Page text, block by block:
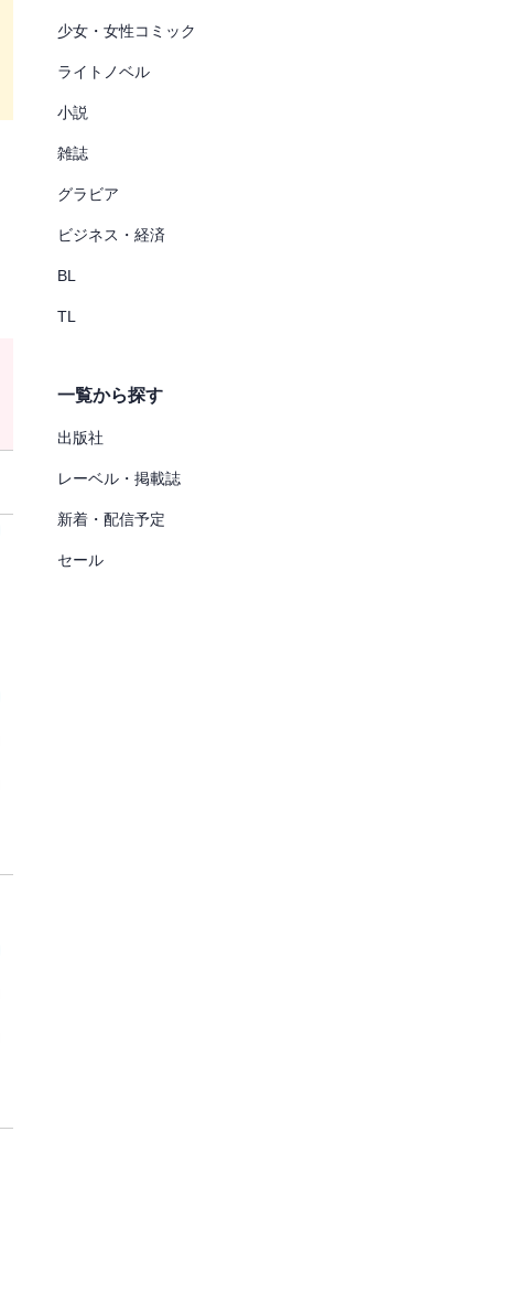
少女・女性コミック
ライトノベル
小説
雑誌
グラビア
ビジネス・経済
BL
TL
一覧から探す
出版社
レーベル・掲載誌
新着・配信予定
セール